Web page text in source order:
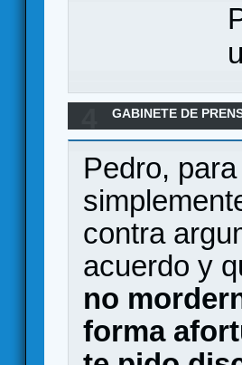
GABINETE DE
Pedro,
contra
acuerdo y
no
forma